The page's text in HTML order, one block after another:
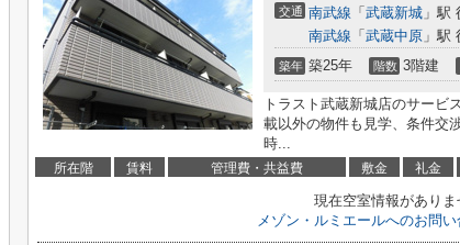
交通 南武線 「 武蔵新城 」駅
南武線 「 武蔵中原 」駅
築年 築25年 階数 3階建
トラスト武蔵新城店のサービ
載以外の物件も見学、条件交
時...
所在階 賃料 管理費・共益費 敷金 礼金
現在空室情報がありま
メゾン・ルミエールへのお問